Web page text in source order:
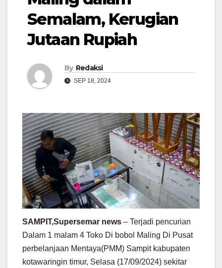
Semalam, Kerugian
Jutaan Rupiah
By Redaksi
SEP 18, 2024
SAMPIT,Supersemar news – Terjadi pencurian
Dalam 1 malam 4 Toko Di bobol Maling Di Pusat
perbelanjaan Mentaya(PMM) Sampit kabupaten
kotawaringin timur, Selasa (17/09/2024) sekitar